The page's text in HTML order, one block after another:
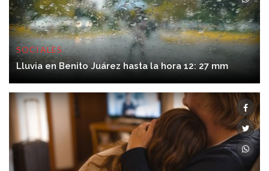
SOCIALES 06/08/2026 12:28:00
Lluvia en Benito Juárez hasta la hora 12: 27 mm